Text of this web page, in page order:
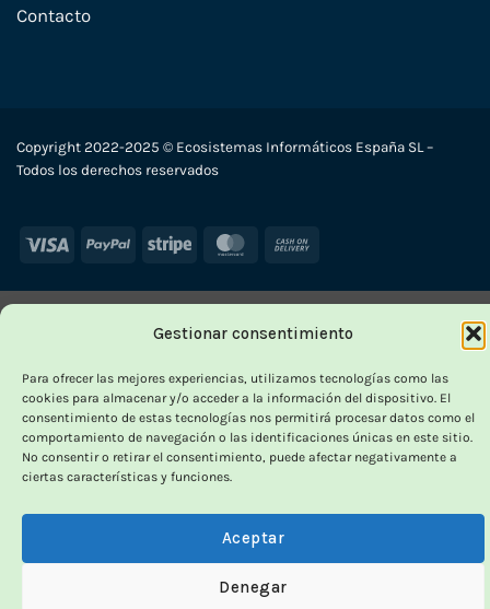
Gestionar consentimiento
Para ofrecer las mejores experiencias, utilizamos tecnologías como las
cookies para almacenar y/o acceder a la información del dispositivo. El
consentimiento de estas tecnologías nos permitirá procesar datos como el
comportamiento de navegación o las identificaciones únicas en este sitio.
No consentir o retirar el consentimiento, puede afectar negativamente a
ciertas características y funciones.
Aceptar
Denegar
Contacto
Copyright 2022-2025 © Ecosistemas Informáticos España SL –
Todos los derechos reservados
Visa PayPal Stripe MasterCard
Delivery